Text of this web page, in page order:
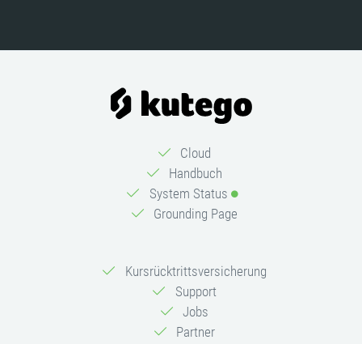
Cloud
Handbuch
System Status
Grounding Page
Kursrücktrittsversicherung
Support
Jobs
Partner